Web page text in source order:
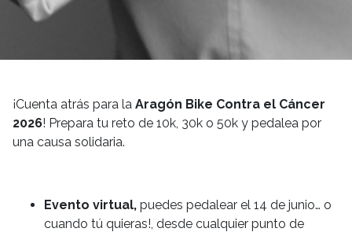
¡Cuenta atrás para la Aragón Bike Contra el Cáncer
2026! Prepara tu reto de 10k, 30k o 50k y pedalea por
una causa solidaria.
Evento virtual, puedes pedalear el 14 de junio… o
cuando tú quieras!, desde cualquier punto de